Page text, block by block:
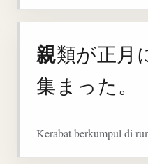
親類が正月
集まった。
Kerabat berkumpul di